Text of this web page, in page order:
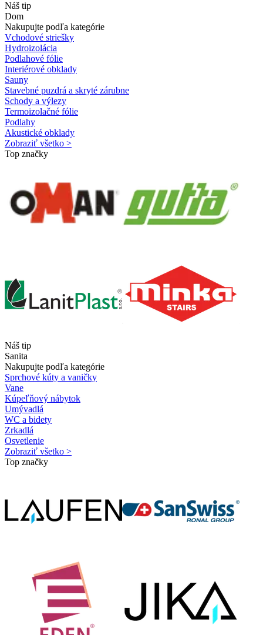
Náš tip
Dom
Nakupujte podľa kategórie
Vchodové striešky
Hydroizolácia
Podlahové fólie
Interiérové obklady
Sauny
Stavebné puzdrá a skryté zárubne
Schody a výlezy
Termoizolačné fólie
Podlahy
Akustické obklady
Zobraziť všetko >
Top značky
Náš tip
Sanita
Nakupujte podľa kategórie
Sprchové kúty a vaničky
Vane
Kúpeľňový nábytok
Umývadlá
WC a bidety
Zrkadlá
Osvetlenie
Zobraziť všetko >
Top značky